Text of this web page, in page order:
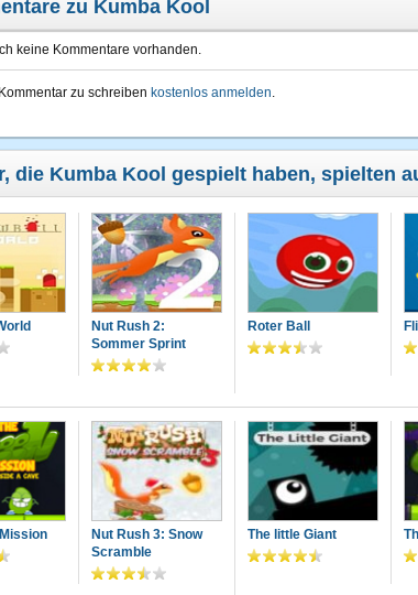
zu Kumba Kool
keine Kommentare vorhanden.
zu schreiben kostenlos anmelden.
die Kumba Kool gespielt haben, spielten
Nut Rush 2:
Sommer Sprint
Roter Ball
Nut Rush 3: Snow
Scramble
The little Giant